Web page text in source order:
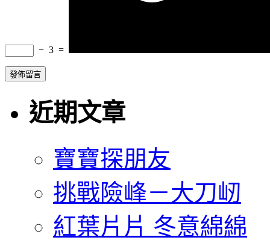
− 3 =
近期文章
寶寶探朋友
挑戰險峰－大刀屻
紅葉片片 冬意綿綿